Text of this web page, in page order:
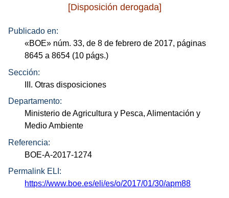
[Disposición derogada]
Publicado en:
«BOE» núm. 33, de 8 de febrero de 2017, páginas
8645 a 8654 (10 págs.)
Sección:
III. Otras disposiciones
Departamento:
Ministerio de Agricultura y Pesca, Alimentación y
Medio Ambiente
Referencia:
BOE-A-2017-1274
Permalink ELI:
https://www.boe.es/eli/es/o/2017/01/30/apm88